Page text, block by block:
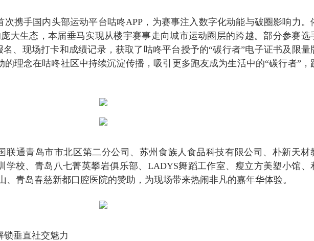
次携手国内头部运动平台咕咚APP，为赛事注入数字化动能与破圈影响力。
大生态，本届垂马实现从楼宇赛事走向城市运动圈层的跨越。部分参赛选
名、现场打卡和成绩记录，获取了咕咚平台授予的“碳行者”电子证书及限量
的理念在咕咚社区中持续沉淀传播，吸引更多跑友成为生活中的“碳行者”，
联通青岛市市北区第二分公司、苏州食族人食品科技有限公司、朴新天材
学校、青岛八七菁英攀岩俱乐部、LADYS舞蹈工作室、瘦立方美塑小馆、
、青岛春慈新都口腔医院的赞助，为现场带来热闹非凡的嘉年华体验。
锁垂直社交魅力